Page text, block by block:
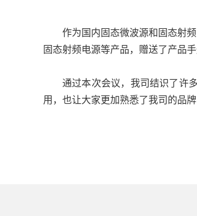
作为国内固态微波源和固态射
固态射频电源等产品，赠送了产品手
通过本次会议，我司结识了许
用，也让大家更加熟悉了我司的品